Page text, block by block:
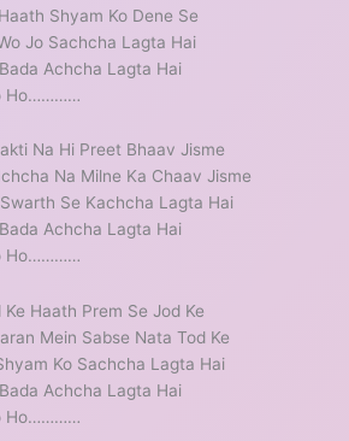
Shyam Ko Dene Se
Jo Sachcha Lagta Hai
Achcha Lagta Hai
Ho…………
Na Hi Preet Bhaav Jisme
Na Milne Ka Chaav Jisme
Se Kachcha Lagta Hai
Achcha Lagta Hai
Ho…………
Haath Prem Se Jod Ke
Mein Sabse Nata Tod Ke
Ko Sachcha Lagta Hai
Achcha Lagta Hai
Ho…………